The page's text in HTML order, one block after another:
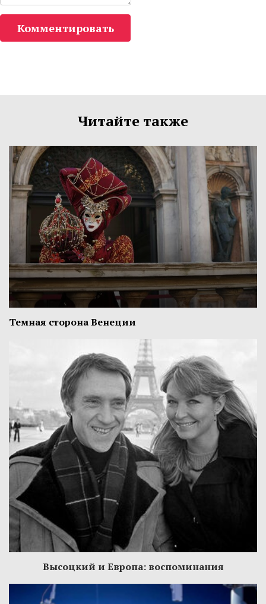
Комментировать
Читайте также
Темная сторона Венеции
Высоцкий и Европа: воспоминания